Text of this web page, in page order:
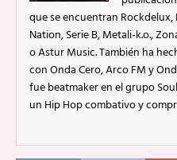
que se encuentran Rockdelux,
Nation, Serie B, Metali-k.o.,
o Astur Music. También ha
con Onda Cero, Arco FM y
fue beatmaker en el grupo
un Hip Hop combativo y